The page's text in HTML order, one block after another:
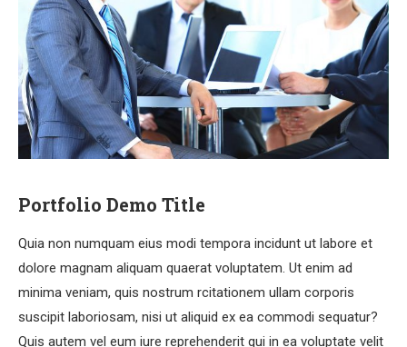
Portfolio Demo Title
Quia non numquam eius modi tempora incidunt ut labore et
dolore magnam aliquam quaerat voluptatem. Ut enim ad
minima veniam, quis nostrum rcitationem ullam corporis
suscipit laboriosam, nisi ut aliquid ex ea commodi sequatur?
Quis autem vel eum iure reprehenderit qui in ea voluptate velit